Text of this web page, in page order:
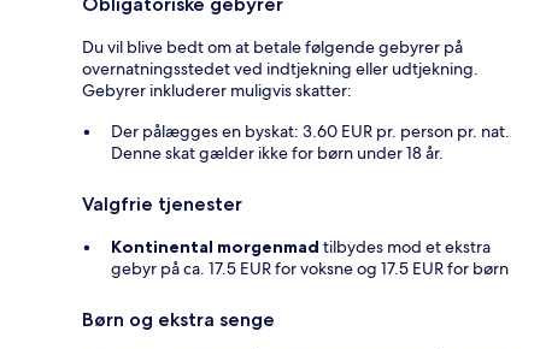
Du vil blive bedt om at betale følgende gebyrer på
overnatningsstedet ved indtjekning eller udtjekning.
Gebyrer inkluderer muligvis skatter:
Der pålægges en byskat: 3.60 EUR pr. person pr. nat.
Denne skat gælder ikke for børn under 18 år.
Valgfrie tjenester
Kontinental morgenmad tilbydes mod et ekstra
gebyr på ca. 17.5 EUR for voksne og 17.5 EUR for børn
Børn og ekstra senge